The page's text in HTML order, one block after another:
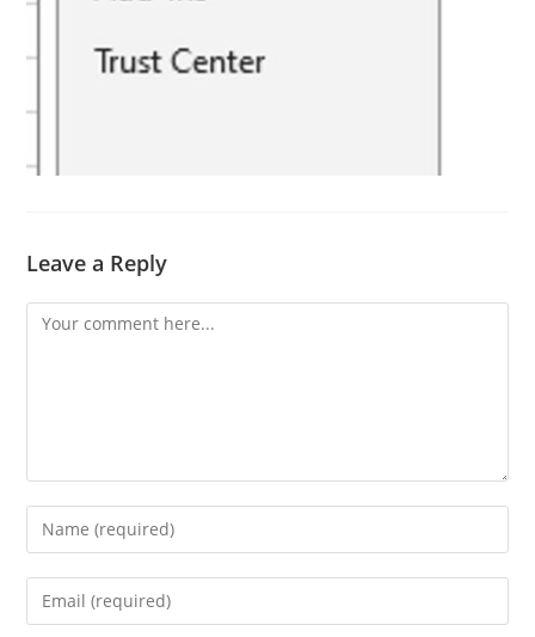
Leave a Reply
Comment
Enter
your
name
Enter
your